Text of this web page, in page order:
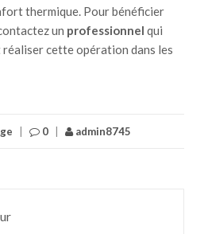
thermique. Pour bénéficier
un professionnel qui
cette opération dans les
0 admin8745